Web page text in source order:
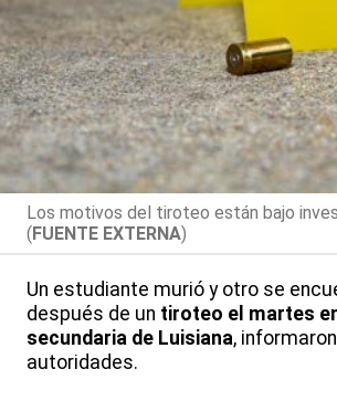
Los motivos del tiroteo están bajo
(FUENTE EXTERNA)
Un estudiante murió y otro se
después de un tiroteo el martes
secundaria de Luisiana,
autoridades.